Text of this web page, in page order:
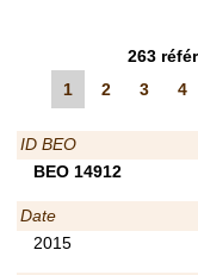
263
1
2 3 4
ID BEO
BEO 14912
Date
2015